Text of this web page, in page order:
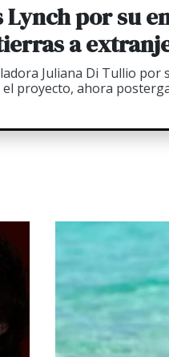
Lynch por su
a
Juliana Di Tullio por
proyecto, ahora